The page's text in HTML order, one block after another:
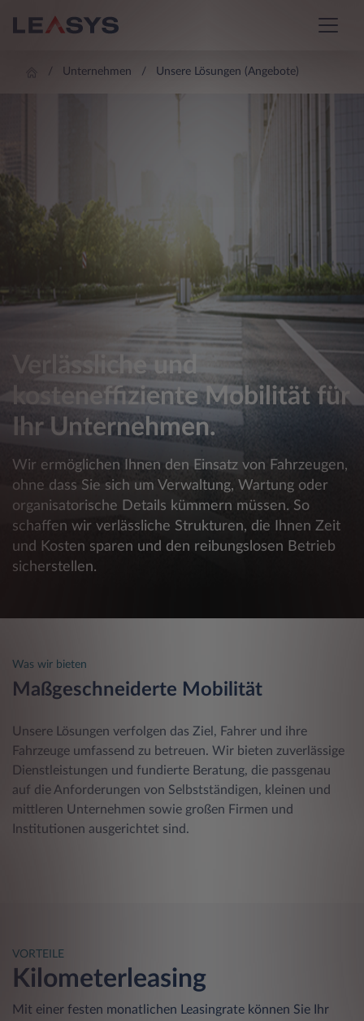
Unternehmen Unsere Lösungen (Angebote)
Verlässliche und
kosteneffiziente Mobilität für
Ihr Unternehmen.
Wir ermöglichen Ihnen den Einsatz von Fahrzeugen,
ohne dass Sie sich um Verwaltung, Wartung oder
organisatorische Details kümmern müssen. So
schaffen wir verlässliche Strukturen, die Ihnen Zeit
und Kosten sparen und den reibungslosen Betrieb
sicherstellen.
Was wir bieten
Maßgeschneiderte Mobilität
Unsere Lösungen verfolgen das Ziel, Fahrer und ihre
Fahrzeuge umfassend zu betreuen. Wir bieten zuverlässige
Dienstleistungen und fundierte Beratung, die passgenau
auf die Anforderungen von Selbstständigen, kleinen und
mittleren Unternehmen sowie großen Firmen und
Institutionen ausgerichtet sind.
VORTEILE
Kilometerleasing
Mit einer festen monatlichen Leasingrate können Sie Ihr